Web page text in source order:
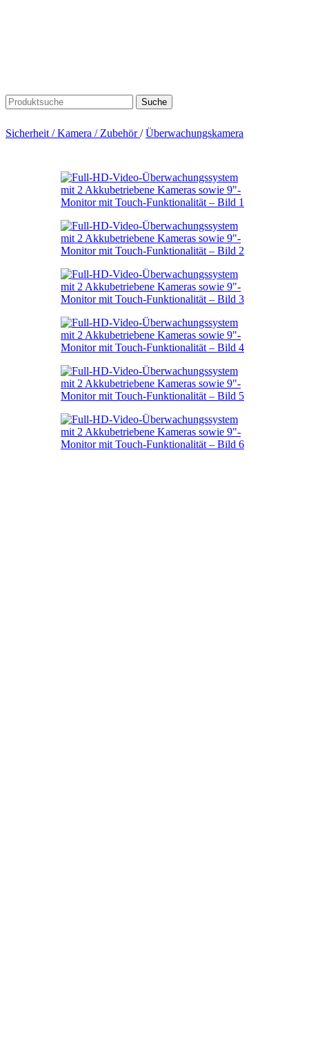
Suche
Sicherheit / Kamera / Zubehör/ Überwachungskamera